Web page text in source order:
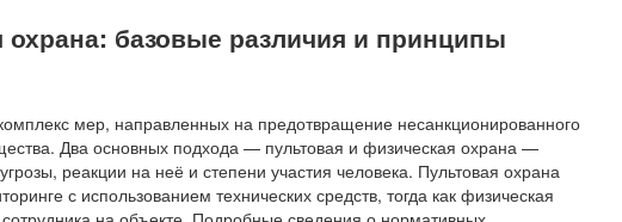
охрана: базовые различия и принципы
мер, направленных на предотвращение несанкционированного
Два основных подхода — пультовая и физическая охрана —
реакции на неё и степени участия человека. Пультовая охрана
с использованием технических средств, тогда как физическая